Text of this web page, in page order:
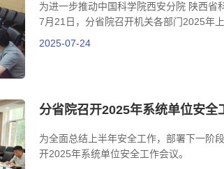
为进一步推动中国科学院西安分院 陕西省
7月21日，分省院召开机关各部门2025年
2025-07-24
分省院召开2025年系统单位安全
为全面总结上半年安全工作，部署下一阶
开2025年系统单位安全工作会议。